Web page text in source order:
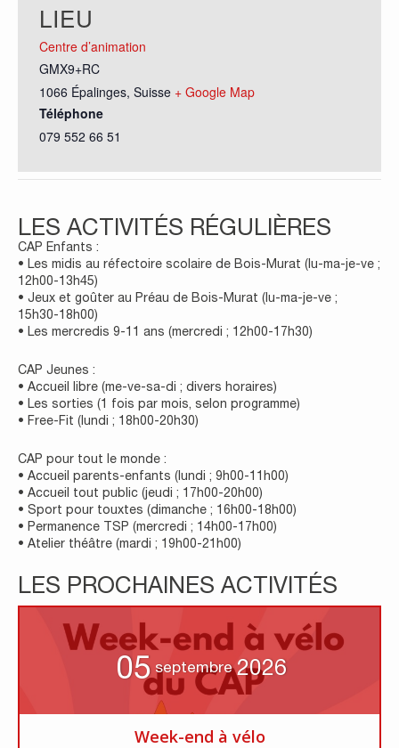
LIEU
Centre d’animation
GMX9+RC
1066 Épalinges, Suisse + Google Map
Téléphone
079 552 66 51
LES ACTIVITÉS RÉGULIÈRES
CAP Enfants :
• Les midis au réfectoire scolaire de Bois-Murat (lu-ma-je-ve ;
12h00-13h45)
• Jeux et goûter au Préau de Bois-Murat (lu-ma-je-ve ;
15h30-18h00)
• Les mercredis 9-11 ans (mercredi ; 12h00-17h30)
CAP Jeunes :
• Accueil libre (me-ve-sa-di ; divers horaires)
• Les sorties (1 fois par mois, selon programme)
• Free-Fit (lundi ; 18h00-20h30)
CAP pour tout le monde :
• Accueil parents-enfants (lundi ; 9h00-11h00)
• Accueil tout public (jeudi ; 17h00-20h00)
• Sport pour touxtes (dimanche ; 16h00-18h00)
• Permanence TSP (mercredi ; 14h00-17h00)
• Atelier théâtre (mardi ; 19h00-21h00)
LES PROCHAINES ACTIVITÉS
05 septembre 2026
Week-end à vélo